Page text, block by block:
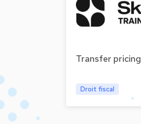
Transfer pricing
Droit fiscal